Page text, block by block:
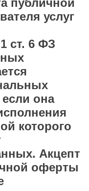
публичной
услуг
ст. 6 ФЗ
она
которого
Акцепт
оферты